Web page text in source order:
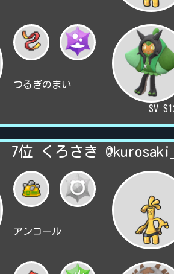
つるぎのまい
SV
7位 くろさき
アンコール